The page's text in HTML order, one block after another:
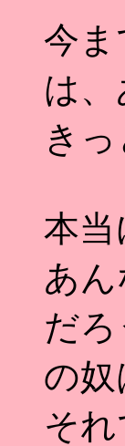
今
は、
き
本当
あ
だ
の奴
そ